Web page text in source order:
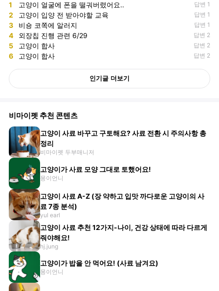
1 고양이 얼굴에 폰을 떨궈버렸어요.. 답변 1
2 고양이 입양 전 받아야할 교육 답변 1
3 비숑 코쪽에 알러지 답변 1
4 외장칩 진행 관련 6/29 답변 2
5 고양이 합사 답변 2
6 고양이 합사 답변 2
인기글 더보기
비마이펫 추천 콘텐츠
고양이 사료 바꾸고 구토해요? 사료 전환 시 주의사항 총
정리
비마이펫 두부매니저
고양이가 사료 모양 그대로 토했어요!
몽이언니
고양이 사료 A-Z (장 약하고 입맛 까다로운 고양이의 사
료 7종 분석)
yul earl
고양이 사료 추천 12가지-나이, 건강 상태에 따라 다르게
줘야해요!
hj.jung
고양이가 밥을 안 먹어요! (사료 남겨요)
몽이언니